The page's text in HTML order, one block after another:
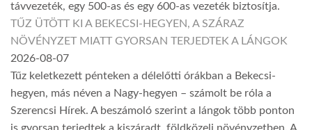
távvezeték, egy 500-as és egy 600-as vezeték biztosítja.
TŰZ ÜTÖTT KI A BEKECSI-HEGYEN, A SZÁRAZ
NÖVÉNYZET MIATT GYORSAN TERJEDTEK A LÁNGOK
2026-08-07
Tűz keletkezett pénteken a délelőtti órákban a Bekecsi-
hegyen, más néven a Nagy-hegyen – számolt be róla a
Szerencsi Hírek. A beszámoló szerint a lángok több ponton